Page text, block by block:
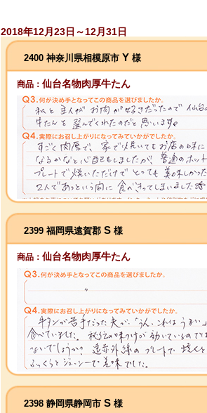
2018年12月23日～12月31日
2400 神奈川県相模原市 Y 様
商品： 仙台名物肉厚牛たん
2399 福岡県遠賀郡 S 様
商品： 仙台名物肉厚牛たん
2398 静岡県静岡市 S 様